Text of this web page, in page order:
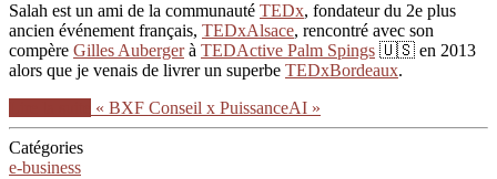
Salah est un ami de la communauté TEDx, fondateur du 2e plus
ancien événement français, TEDxAlsace, rencontré avec son
compère Gilles Aubergerà TEDActive Palm Spings 🇺🇸 en 2013
alors que je venais de livrer un superbe TEDxBordeaux.
« BXF Conseil x PuissanceAI »
Catégories
e-business